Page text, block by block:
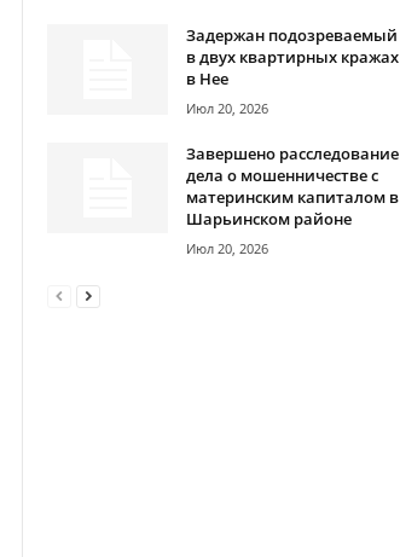
Задержан подозреваемый
в двух квартирных кражах
в Нее
Июл 20, 2026
Завершено расследование
дела о мошенничестве с
материнским капиталом в
Шарьинском районе
Июл 20, 2026